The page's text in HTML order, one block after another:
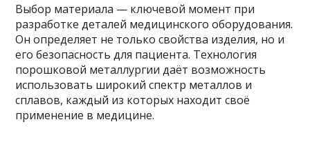
Выбор материала — ключевой момент при
разработке деталей медицинского оборудования.
Он определяет не только свойства изделия, но и
его безопасность для пациента. Технология
порошковой металлургии даёт возможность
использовать широкий спектр металлов и
сплавов, каждый из которых находит своё
применение в медицине.